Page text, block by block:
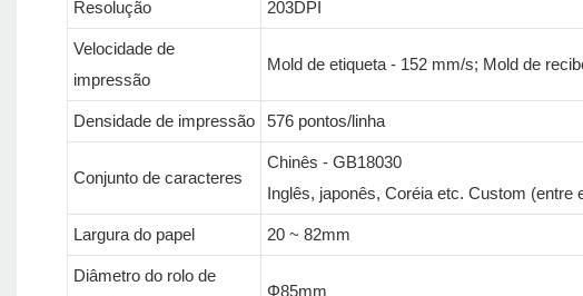
Resolução 203DPI
Velocidade de
impressão
Mold de etiqueta - 152 mm/s; Mold de
Densidade de impressão 576 pontos/linha
Conjunto de caracteres
Chinês - GB18030
Inglês, japonês, Coréia etc. Custom
Largura do papel 20 ~ 82mm
Diâmetro do rolo de
Φ85mm